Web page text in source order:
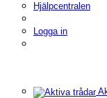
Hjälpcentralen
Logga in